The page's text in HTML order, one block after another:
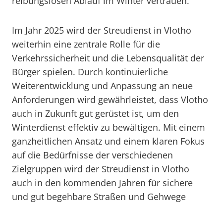
Im Jahr 2025 wird der Streudienst in Vlotho
weiterhin eine zentrale Rolle für die
Verkehrssicherheit und die Lebensqualität der
Bürger spielen. Durch kontinuierliche
Weiterentwicklung und Anpassung an neue
Anforderungen wird gewährleistet, dass Vlotho
auch in Zukunft gut gerüstet ist, um den
Winterdienst effektiv zu bewältigen. Mit einem
ganzheitlichen Ansatz und einem klaren Fokus
auf die Bedürfnisse der verschiedenen
Zielgruppen wird der Streudienst in Vlotho
auch in den kommenden Jahren für sichere
und gut begehbare Straßen und Gehwege